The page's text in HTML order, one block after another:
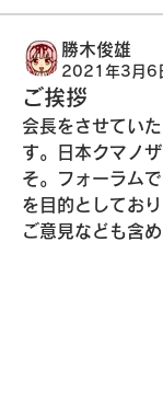
勝木俊雄
2021年3月6
ご挨拶
会長をさせてい
す。日本クマノ
そ。フォーラム
を目的としてお
ご意見なども含
グループについて